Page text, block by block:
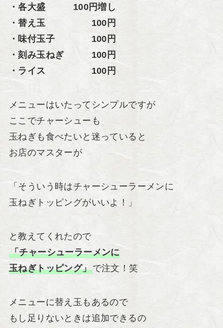
・各大盛 100円増し
・替え玉 100円
・味付玉子 100円
・刻み玉ねぎ 100円
・ライス 100円
メニューはいたってシンプルですが
ここでチャーシューも
玉ねぎも食べたいと迷っていると
お店のマスターが
「そういう時はチャーシューラーメンに
玉ねぎトッピングがいいよ！」
と教えてくれたので
「チャーシューラーメンに
玉ねぎトッピング」で注文！笑
メニューに替え玉もあるので
もし足りないときは追加できるの